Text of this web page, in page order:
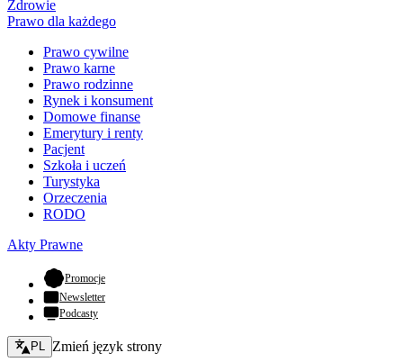
Zdrowie
Prawo dla każdego
Prawo cywilne
Prawo karne
Prawo rodzinne
Rynek i konsument
Domowe finanse
Emerytury i renty
Pacjent
Szkoła i uczeń
Turystyka
Orzeczenia
RODO
Akty Prawne
Promocje- otwiera się w nowej karcie
Newsletter
Podcasty
Zmień język - bieżący:
PL Zmień język strony